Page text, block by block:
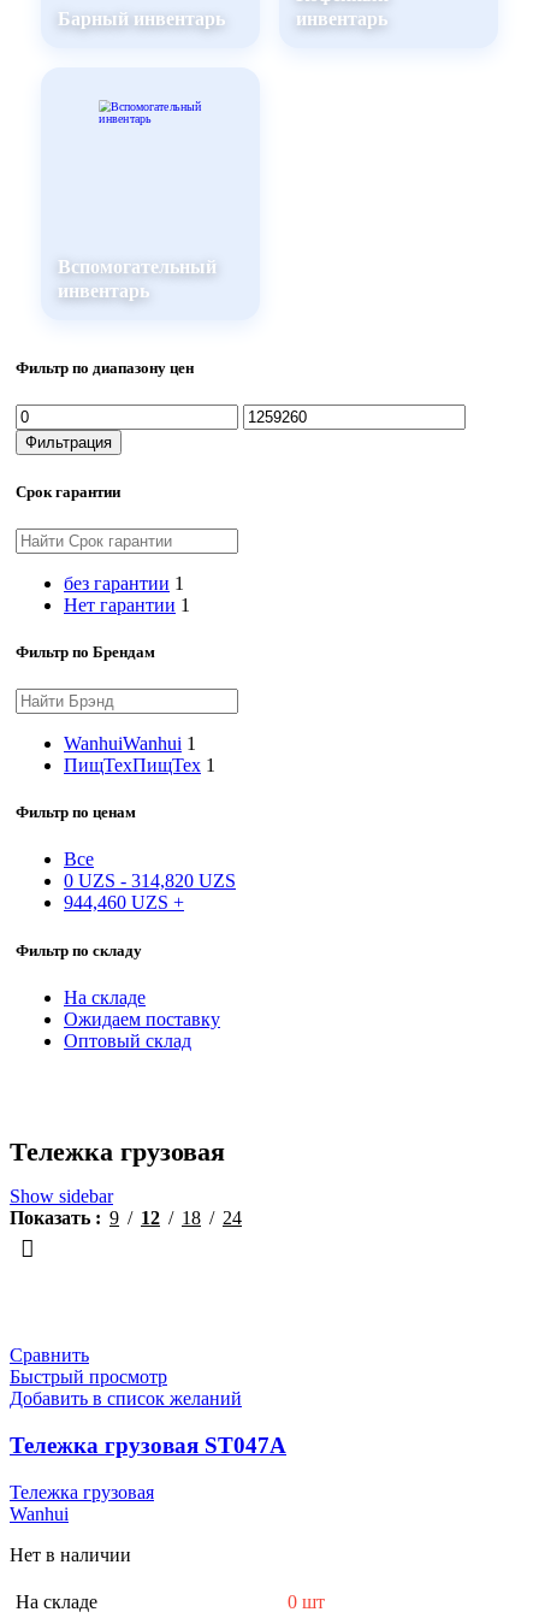
Барный инвентарь
инвентарь
Вспомогательный
инвентарь
Фильтр по диапазону цен
Минимальная
цена
Максимальная
цена
Фильтрация
Срок гарантии
без гарантии 1
Нет гарантии 1
Фильтр по Брендам
WanhuiWanhui 1
ПищТехПищТех 1
Фильтр по ценам
Все
0 UZS - 314,820 UZS
944,460 UZS +
Фильтр по складу
На складе
Ожидаем поставку
Оптовый склад
Тележка грузовая
Show sidebar
Показать
9 12 18 24
Сравнить
Быстрый просмотр
Добавить в список желаний
Тележка грузовая ST047A
Тележка грузовая
Wanhui
Нет в наличии
На складе 0 шт